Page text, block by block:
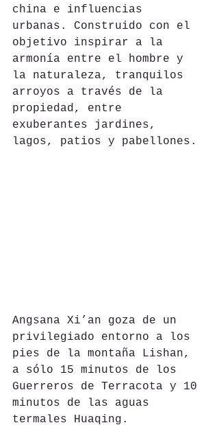
china e influencias
urbanas. Construido con el
objetivo inspirar a la
armonía entre el hombre y
la naturaleza, tranquilos
arroyos a través de la
propiedad, entre
exuberantes jardines,
lagos, patios y pabellones.
Angsana Xi’an goza de un
privilegiado entorno a los
pies de la montaña Lishan,
a sólo 15 minutos de los
Guerreros de Terracota y 10
minutos de las aguas
termales Huaqing.